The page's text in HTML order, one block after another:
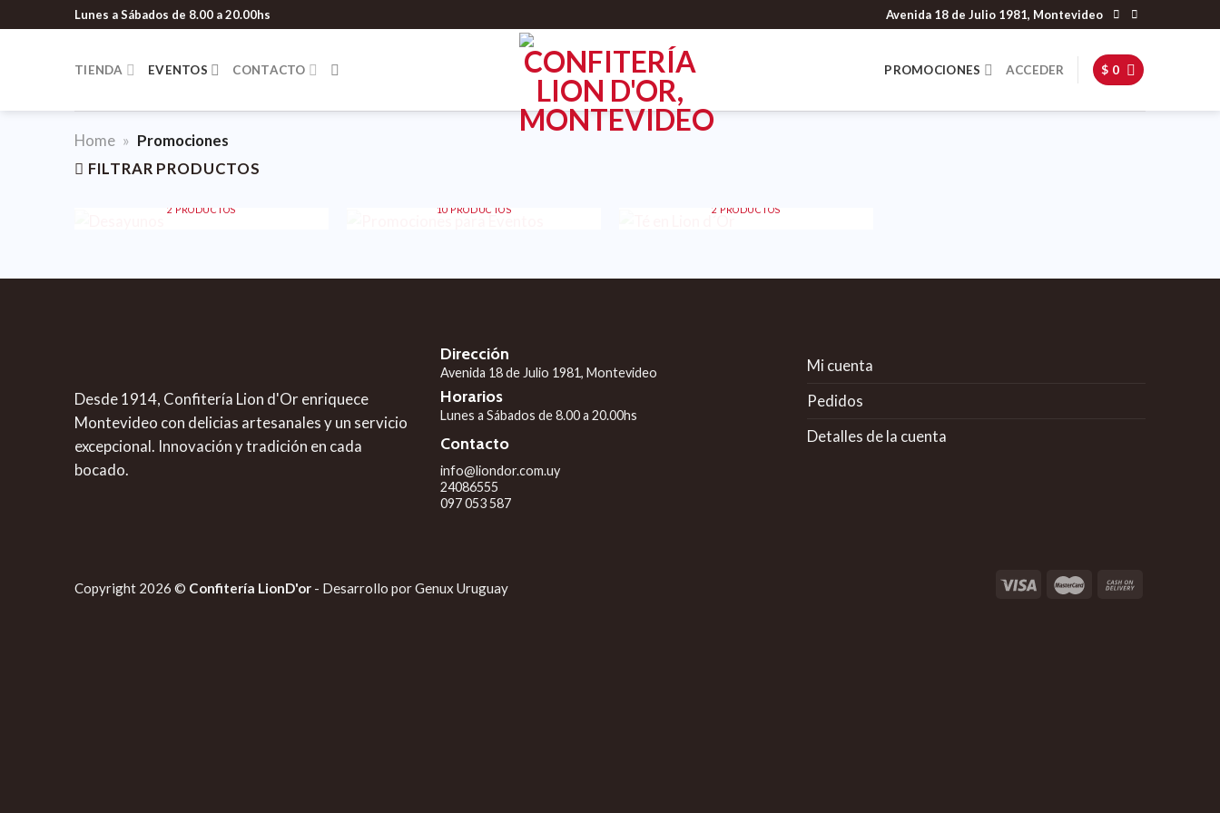
Lunes a Sábados de 8.00 a 20.00hs Avenida 18 de Julio 1981, Montevideo
TIENDA EVENTOS CONTACTO PROMOCIONES ACCEDER $ 0
Home » Promociones
FILTRAR PRODUCTOS
2 PRODUCTOS 10 PRODUCTOS 2 PRODUCTOS
Desde 1914, Confitería Lion d'Or enriquece
Montevideo con delicias artesanales y un servicio
excepcional. Innovación y tradición en cada
bocado.
Dirección
Avenida 18 de Julio 1981, Montevideo
Horarios
Lunes a Sábados de 8.00 a 20.00hs
Contacto
info@liondor.com.uy
24086555
097 053 587
Mi cuenta
Pedidos
Detalles de la cuenta
Copyright 2026 © Confitería LionD'or - Desarrollo porGenux Uruguay